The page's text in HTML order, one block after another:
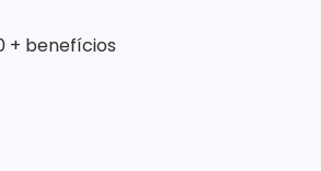
+ benefícios